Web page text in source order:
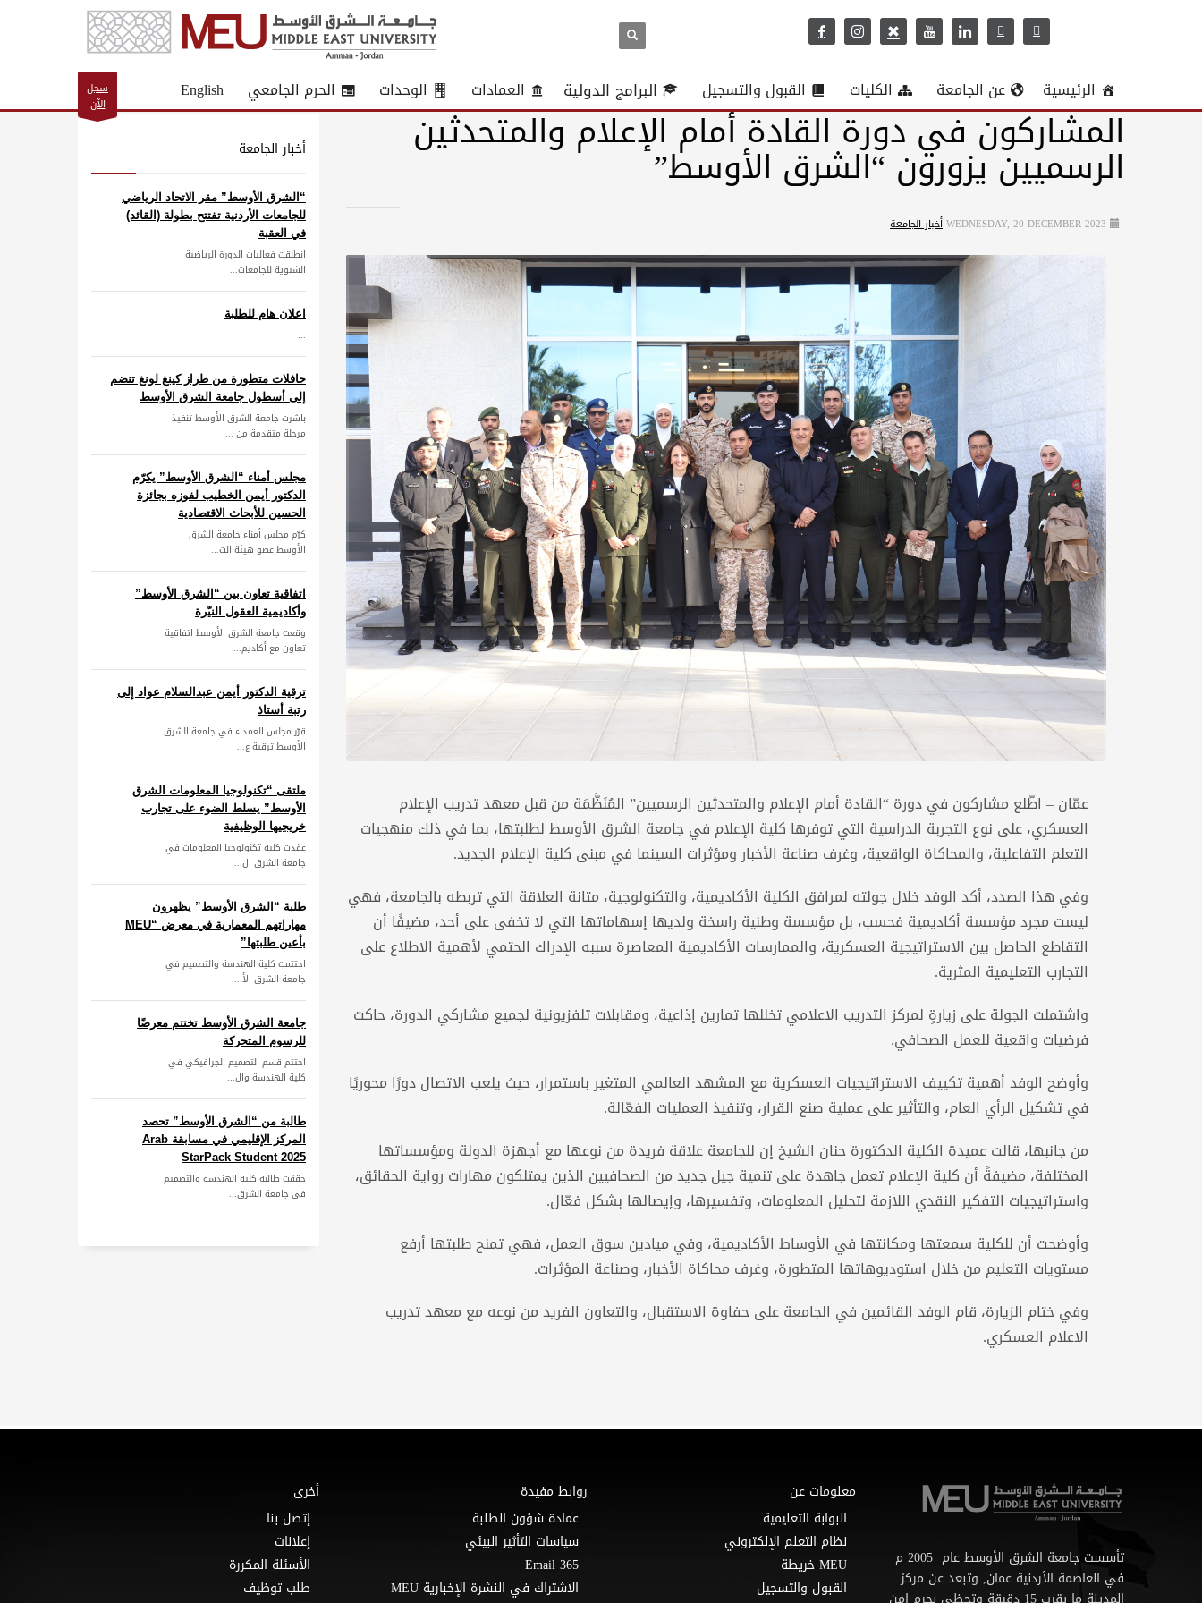
الرئيسية عن الجامعة الكليات القبول والتسجيل البرامج الدولية العمادات الوحدات الحرم الجامعي English
سجل
الآن
المشاركون في دورة القادة أمام الإعلام والمتحدثين
الرسميين يزورون “الشرق الأوسط”
WEDNESDAY, 20 DECEMBER 2023أخبار الجامعة
عمّان – اطّلع مشاركون في دورة “القادة أمام الإعلام والمتحدثين الرسميين” المُنَظَّمَة من قبل معهد تدريب الإعلام
العسكري، على نوع التجربة الدراسية التي توفرها كلية الإعلام في جامعة الشرق الأوسط لطلبتها، بما في ذلك منهجيات
التعلم التفاعلية، والمحاكاة الواقعية، وغرف صناعة الأخبار ومؤثرات السينما في مبنى كلية الإعلام الجديد.
وفي هذا الصدد، أكد الوفد خلال جولته لمرافق الكلية الأكاديمية، والتكنولوجية، متانة العلاقة التي تربطه بالجامعة، فهي
ليست مجرد مؤسسة أكاديمية فحسب، بل مؤسسة وطنية راسخة ولديها إسهاماتها التي لا تخفى على أحد، مضيفًا أن
التقاطع الحاصل بين الاستراتيجية العسكرية، والممارسات الأكاديمية المعاصرة سببه الإدراك الحتمي لأهمية الاطلاع على
التجارب التعليمية المثرية.
واشتملت الجولة على زيارةٍ لمركز التدريب الاعلامي تخللها تمارين إذاعية، ومقابلات تلفزيونية لجميع مشاركي الدورة، حاكت
فرضيات واقعية للعمل الصحافي.
وأوضح الوفد أهمية تكييف الاستراتيجيات العسكرية مع المشهد العالمي المتغير باستمرار، حيث يلعب الاتصال دورًا محوريًا
في تشكيل الرأي العام، والتأثير على عملية صنع القرار، وتنفيذ العمليات الفعّالة.
من جانبها، قالت عميدة الكلية الدكتورة حنان الشيخ إن للجامعة علاقة فريدة من نوعها مع أجهزة الدولة ومؤسساتها
المختلفة، مضيفةً أن كلية الإعلام تعمل جاهدة على تنمية جيل جديد من الصحافيين الذين يمتلكون مهارات رواية الحقائق،
واستراتيجيات التفكير النقدي اللازمة لتحليل المعلومات، وتفسيرها، وإيصالها بشكل فعّال.
وأوضحت أن للكلية سمعتها ومكانتها في الأوساط الأكاديمية، وفي ميادين سوق العمل، فهي تمنح طلبتها أرفع
مستويات التعليم من خلال استوديوهاتها المتطورة، وغرف محاكاة الأخبار، وصناعة المؤثرات.
وفي ختام الزيارة، قام الوفد القائمين في الجامعة على حفاوة الاستقبال، والتعاون الفريد من نوعه مع معهد تدريب
الاعلام العسكري.
أخبار الجامعة
“الشرق الأوسط” مقر الاتحاد الرياضي
للجامعات الأردنية تفتتح بطولة (القائد)
في العقبة
انطلقت فعاليات الدورة الرياضية
الشتوية للجامعات...
اعلان هام للطلبة
...
حافلات متطورة من طراز كينغ لونغ تنضم
إلى أسطول جامعة الشرق الأوسط
باشرت جامعة الشرق الأوسط تنفيذ
مرحلة متقدمة من ...
مجلس أمناء “الشرق الأوسط” يكرّم
الدكتور أيمن الخطيب لفوزه بجائزة
الحسين للأبحاث الاقتصادية
كرّم مجلس أمناء جامعة الشرق
الأوسط عضو هيئة الت...
اتفاقية تعاون بين “الشرق الأوسط”
وأكاديمية العقول النيّرة
وقعت جامعة الشرق الأوسط اتفاقية
تعاون مع أكاديم...
ترقية الدكتور أيمن عبدالسلام عواد إلى
رتبة أستاذ
قرّر مجلس العمداء في جامعة الشرق
الأوسط ترقية ع...
ملتقى “تكنولوجيا المعلومات الشرق
الأوسط” يسلط الضوء على تجارب
خريجيها الوظيفية
عقدت كلية تكنولوجيا المعلومات في
جامعة الشرق ال...
طلبة “الشرق الأوسط” يظهرون
مهاراتهم المعمارية في معرض “MEU
بأعين طلبتها”
اختتمت كلية الهندسة والتصميم في
جامعة الشرق الأ...
جامعة الشرق الأوسط تختتم معرضًا
للرسوم المتحركة
اختتم قسم التصميم الجرافيكي في
كلية الهندسة وال...
طالبة من “الشرق الأوسط” تحصد
المركز الإقليمي في مسابقة Arab
StarPack Student 2025
حققت طالبة كلية الهندسة والتصميم
في جامعة الشرق...
تأسست جامعة الشرق الأوسط عام 2005 م
في العاصمة الأردنية عمان, وتبعد عن مركز
معلومات عن
البوابة التعليمية
نظام التعلم الإلكتروني
MEU خريطة
القبول والتسجيل
روابط مفيدة
عمادة شؤون الطلبة
سياسات التأثير البيئي
Email 365
الاشتراك في النشرة الإخبارية MEU
أخرى
إتصل بنا
إعلانات
الأسئلة المكررة
طلب توظيف